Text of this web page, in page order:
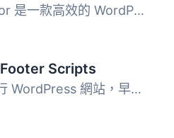
Post Duplicator 是一款高效的 WordPress 外掛，能夠輕鬆複製...
Scripts
如果您正在運行 WordPress 網站，早晚都需要將某種代碼插入到...